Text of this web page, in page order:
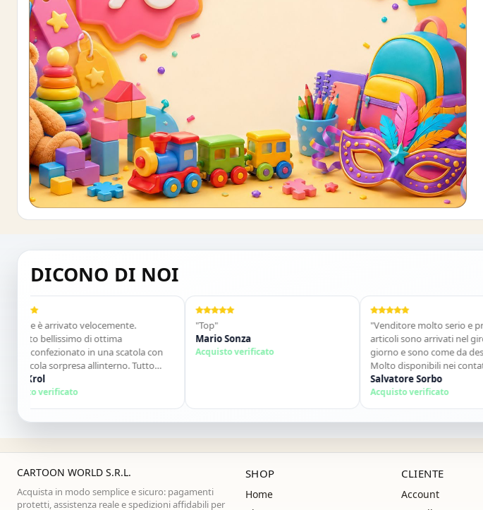
ISCRIVITI E OTTIENI SUBITO UNO SCONTO DEL 10%
DICONO DI NOI
è arrivato velocemente.
bellissimo di ottima
in una scatola con
sorpresa allinterno. Tutto
Lo consiglio vivamente. Grazie
verificato
Mario Sonza
Acquisto verificato
"Venditore molto serio e preciso.
articoli sono arrivati nel giro di
giorno e sono come da
Molto disponibili nei contatti.
Consigliato."
Salvatore Sorbo
Acquisto verificato
CARTOON WORLD S.R.L.
Acquista in modo semplice e sicuro: pagamenti
protetti, assistenza reale e spedizioni affidabili per
SHOP
Home
CLIENTE
Account